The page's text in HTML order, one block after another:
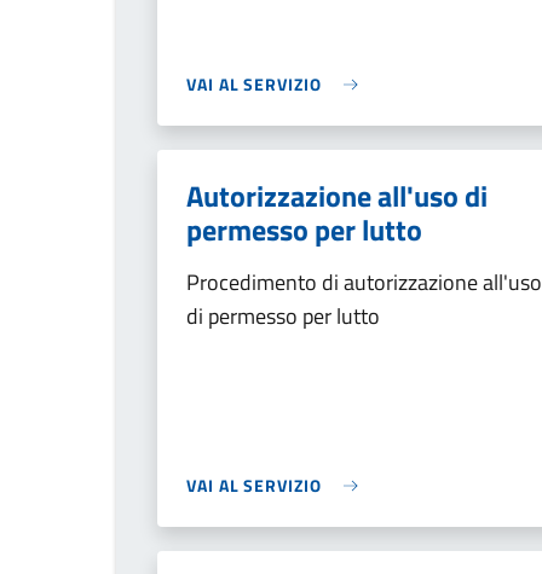
VAI AL SERVIZIO
Autorizzazione all'uso di
permesso per lutto
Procedimento di autorizzazione all'uso
di permesso per lutto
VAI AL SERVIZIO